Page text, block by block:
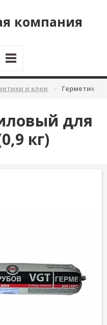
компания
и клеи Герметик
для
кг)